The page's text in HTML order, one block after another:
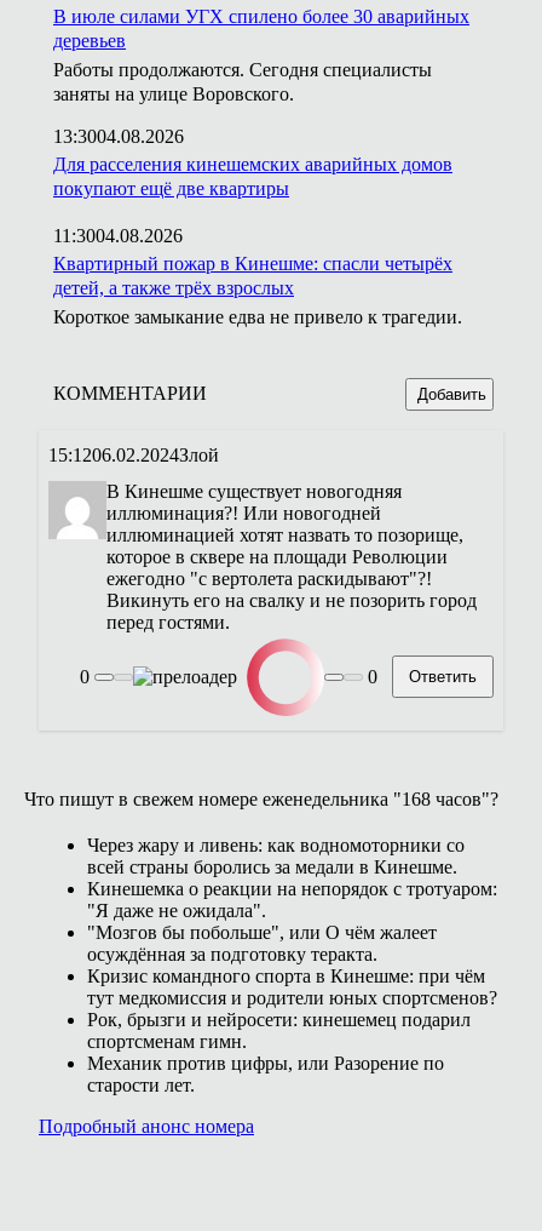
В июле силами УГХ спилено более 30 аварийных
деревьев
Работы продолжаются. Сегодня специалисты
заняты на улице Воровского.
13:3004.08.2026
Для расселения кинешемских аварийных домов
покупают ещё две квартиры
11:3004.08.2026
Квартирный пожар в Кинешме: спасли четырёх
детей, а также трёх взрослых
Короткое замыкание едва не привело к трагедии.
КОММЕНТАРИИ Добавить
15:1206.02.2024Злой
В Кинешме существует новогодняя
иллюминация?! Или новогодней
иллюминацией хотят назвать то позорище,
которое в сквере на площади Революции
ежегодно "с вертолета раскидывают"?!
Викинуть его на свалку и не позорить город
перед гостями.
0 0 Ответить
Что пишут в свежем номере еженедельника "168 часов"?
Через жару и ливень: как водномоторники со
всей страны боролись за медали в Кинешме.
Кинешемка о реакции на непорядок с тротуаром:
"Я даже не ожидала".
"Мозгов бы побольше", или О чём жалеет
осуждённая за подготовку теракта.
Кризис командного спорта в Кинешме: при чём
тут медкомиссия и родители юных спортсменов?
Рок, брызги и нейросети: кинешемец подарил
спортсменам гимн.
Механик против цифры, или Разорение по
старости лет.
Подробный анонс номера